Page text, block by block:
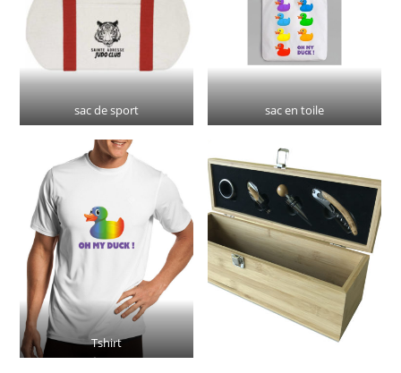
sac de sport sac en toile
Tshirt